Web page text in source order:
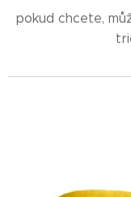
pokud chcete,